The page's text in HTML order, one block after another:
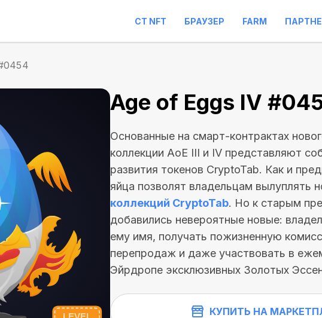
CT NFT БРАУЗЕР FARM
Age of Eggs IV
Основанные на смарт-контрактах
коллекции AoE III и IV представляют
развития токенов CryptoTab. Как и
яйца позволят владельцам вылуплять
коллекций CryptoTab. Но к старым
добавились невероятные новые:
ему имя, получать пожизненную
перепродаж и даже участвовать в
Эйрдропе эксклюзивных Золотых
КУПИТЬ НА